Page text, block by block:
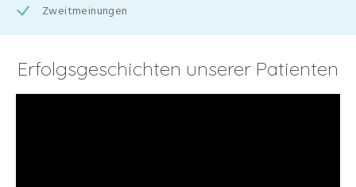
Zweitmeinungen
Erfolgsgeschichten unserer Patienten